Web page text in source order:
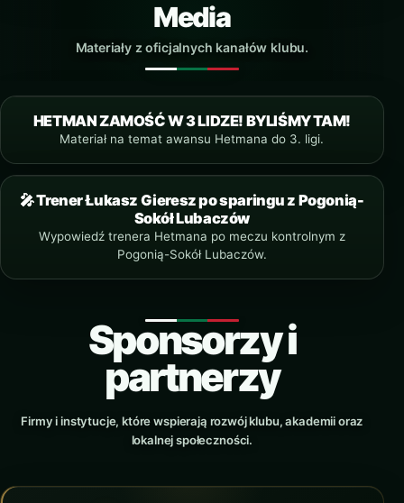
Media
Materiały z oficjalnych kanałów klubu.
YOUTUBE
HETMAN ZAMOŚĆ W 3 LIDZE! BYLIŚMY TAM!
Materiał na temat awansu Hetmana do 3. ligi.
YOUTUBE SHORTS
🎤 Trener Łukasz Gieresz po sparingu z Pogonią-
Sokół Lubaczów
Wypowiedź trenera Hetmana po meczu kontrolnym z
Pogonią-Sokół Lubaczów.
Sponsorzy i
partnerzy
Firmy i instytucje, które wspierają rozwój klubu, akademii oraz
lokalnej społeczności.